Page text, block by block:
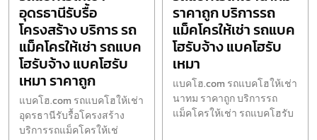
อุดรธานีรับรื้อ
โครงสร้าง บริการ รถ
แม็คโครให้เช่า รถแบค
โฮรับจ้าง แบคโฮรับ
เหมา ราคาถูก
แบคโฮ.com รถแบคโฮให้เช่า
อุดรธานีรับรื้อโครงสร้าง
บริการรถแม็คโครให้เช่
ราคาถูก บริการรถ
แม็คโครให้เช่า รถแบค
โฮรับจ้าง แบคโฮรับ
เหมา
แบคโฮ.com รถแบคโฮให้เช่า
นาทม ราคาถูก บริการรถ
แม็คโครให้เช่า รถแบคโฮรับ